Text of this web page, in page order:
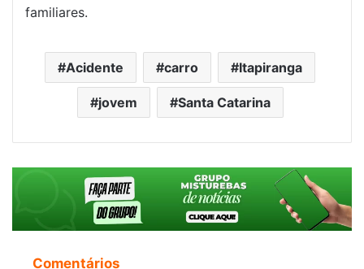
familiares.
Acidente carro Itapiranga
jovem Santa Catarina
Comentários